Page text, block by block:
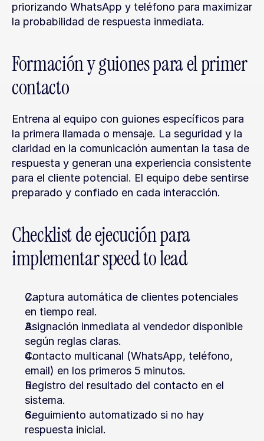
priorizando WhatsApp y teléfono para maximizar
la probabilidad de respuesta inmediata.
Formación y guiones para el primer
contacto
Entrena al equipo con guiones específicos para
la primera llamada o mensaje. La seguridad y la
claridad en la comunicación aumentan la tasa de
respuesta y generan una experiencia consistente
para el cliente potencial. El equipo debe sentirse
preparado y confiado en cada interacción.
Checklist de ejecución para
implementar speed to lead
Captura automática de clientes potenciales
en tiempo real.
Asignación inmediata al vendedor disponible
según reglas claras.
Contacto multicanal (WhatsApp, teléfono,
email) en los primeros 5 minutos.
Registro del resultado del contacto en el
sistema.
Seguimiento automatizado si no hay
respuesta inicial.